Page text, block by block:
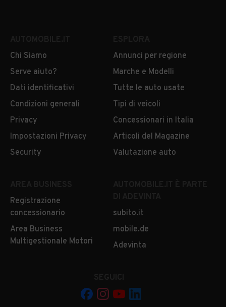
Chi Siamo
Serve aiuto?
Dati identificativi
Condizioni generali
Privacy
Impostazioni Privacy
Security
Annunci per regione
Marche e Modelli
Tutte le auto usate
Tipi di veicoli
Concessionari in Italia
Articoli del Magazine
Valutazione auto
Registrazione
concessionario
Area Business
Multigestionale Motori
subito.it
mobile.de
Adevinta